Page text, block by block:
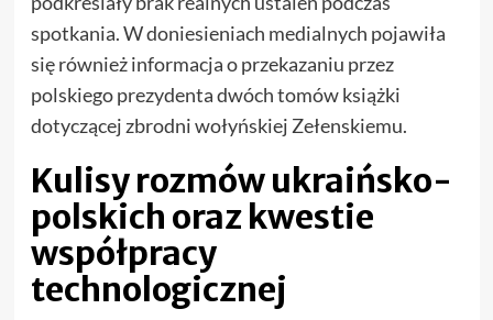
spotkania. W doniesieniach medialnych pojawiła
się również informacja o przekazaniu przez
polskiego prezydenta dwóch tomów książki
dotyczącej zbrodni wołyńskiej Zełenskiemu.
Kulisy rozmów ukraińsko-
polskich oraz kwestie
współpracy
technologicznej